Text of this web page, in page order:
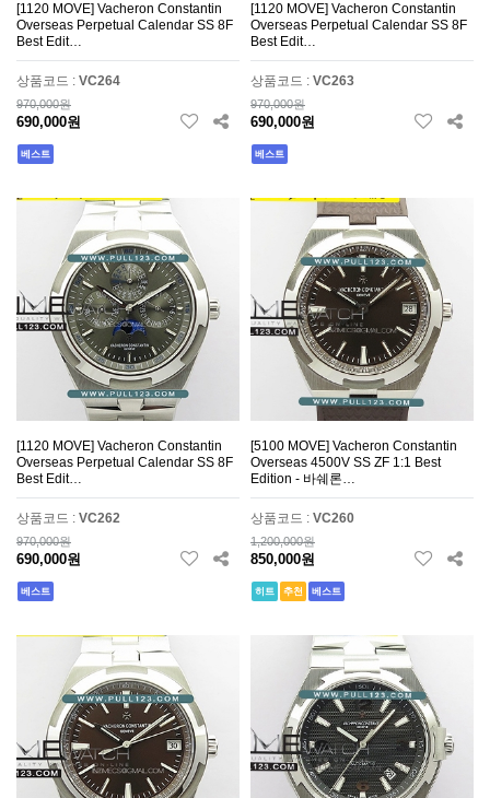
[1120 MOVE] Vacheron Constantin
Overseas Perpetual Calendar SS 8F
Best Edit…
상품코드 : VC264
970,000원
690,000원
베스트
[1120 MOVE] Vacheron Constantin
Overseas Perpetual Calendar SS 8F
Best Edit…
상품코드 : VC263
970,000원
690,000원
베스트
[1120 MOVE] Vacheron Constantin
Overseas Perpetual Calendar SS 8F
Best Edit…
상품코드 : VC262
970,000원
690,000원
베스트
[5100 MOVE] Vacheron Constantin
Overseas 4500V SS ZF 1:1 Best
Edition - 바쉐론…
상품코드 : VC260
1,200,000원
850,000원
히트 추천 베스트